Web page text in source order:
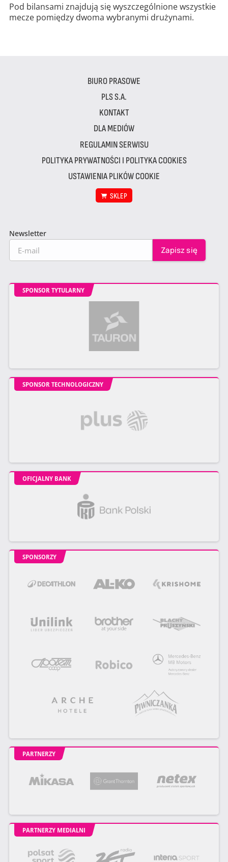
Pod bilansami znajdują się wyszczególnione wszystkie
mecze pomiędzy dwoma wybranymi drużynami.
BIURO PRASOWE
PLS S.A.
KONTAKT
DLA MEDIÓW
REGULAMIN SERWISU
POLITYKA PRYWATNOŚCI I POLITYKA COOKIES
USTAWIENIA PLIKÓW COOKIE
SKLEP
Newsletter
SPONSOR TYTULARNY
SPONSOR TECHNOLOGICZNY
OFICJALNY BANK
SPONSORZY
PARTNERZY
PARTNERZY MEDIALNI